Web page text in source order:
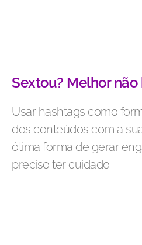
Sextou? Melhor não
Usar hashtags como
dos conteúdos com a
ótima forma de gerar
preciso ter cuidado